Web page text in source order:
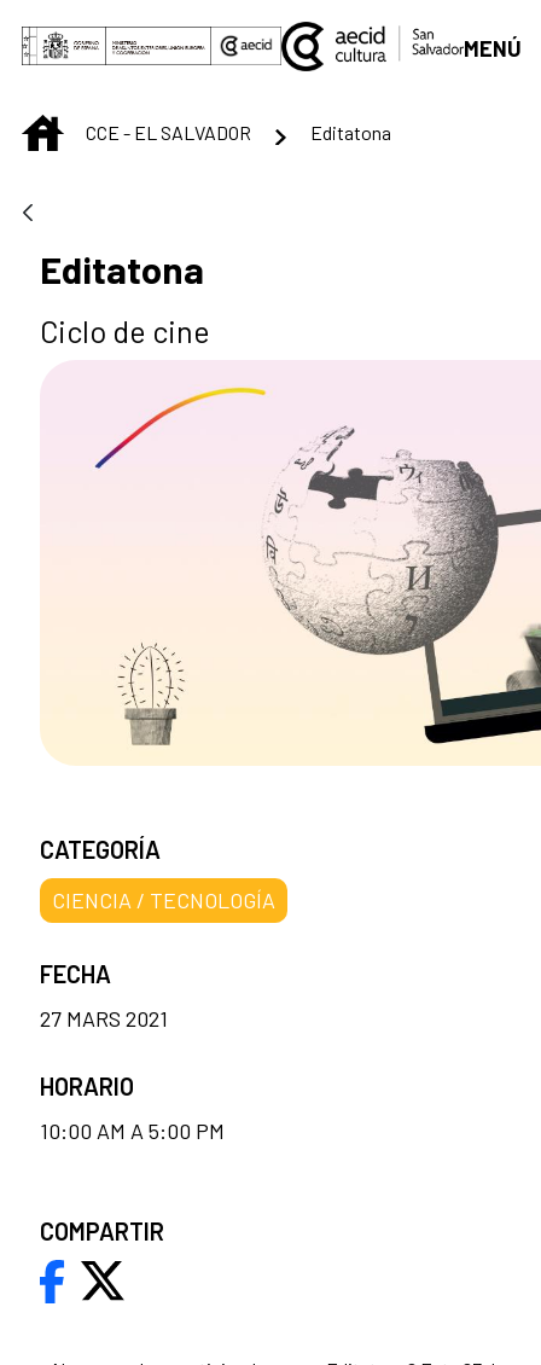
Saut au contenu principal
MENÚ
INICIOCCE - EL SALVADOR Editatona
Editatona
Ciclo de cine
CATEGORÍA
CIENCIA / TECNOLOGÍA
FECHA
27 MARS 2021
HORARIO
10:00 AM A 5:00 PM
COMPARTIR